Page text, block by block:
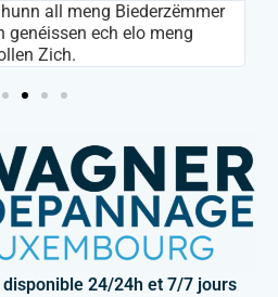
all meng Biederzëmmer
genéissen ech elo meng
Zich.
24/24h et 7/7 jours